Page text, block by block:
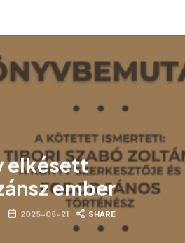
elkésett
ember
2025-05-21 SHARE